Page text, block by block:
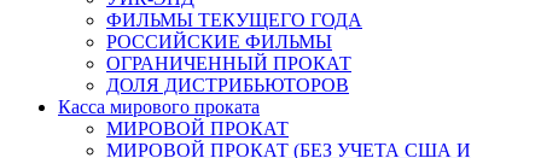
ФИЛЬМЫ ТЕКУЩЕГО ГОДА
РОССИЙСКИЕ ФИЛЬМЫ
ОГРАНИЧЕННЫЙ ПРОКАТ
ДОЛЯ ДИСТРИБЬЮТОРОВ
Касса мирового проката
МИРОВОЙ ПРОКАТ
МИРОВОЙ ПРОКАТ (БЕЗ УЧЕТА США И